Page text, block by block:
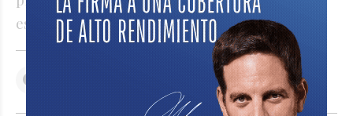
estándares sanitarios.